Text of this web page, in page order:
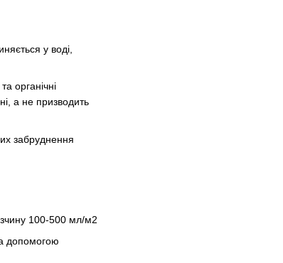
у воді,
органічні
а не призводить
забруднення
100-500 мл/м2
допомогою